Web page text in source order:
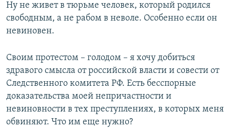
Ну не живет в тюрьме человек, который родился
свободным, а не рабом в неволе. Особенно если он
невиновен.
Своим протестом – голодом – я хочу добиться
здравого смысла от российской власти и совести от
Следственного комитета РФ. Есть бесспорные
доказательства моей непричастности и
невиновности в тех преступлениях, в которых меня
обвиняют. Что им еще нужно?